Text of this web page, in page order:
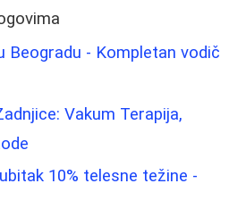
Beogradu - Kompletan vodič
Vakum Terapija,
10% telesne težine -